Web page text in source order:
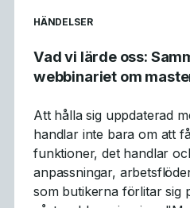
READ MORE ARTICLES ABOUT
HÄNDELSER
Vad vi lärde oss:
webbinariet om
Att hålla sig uppdaterad
handlar inte bara om att
funktioner, det handlar
anpassningar,
som butikerna förlitar sig